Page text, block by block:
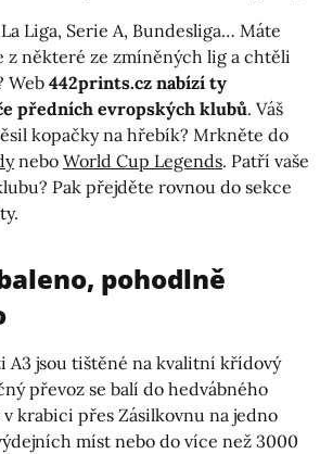
Liga, Serie A, Bundesliga… Máte
z některé ze zmíněných lig a chtěli
Web 442prints.cz nabízí ty
předních evropských klubů. Váš
kopačky na hřebík? Mrkněte do
nebo World Cup Legends. Patří vaše
Pak přejděte rovnou do sekce
pohodlně
A3 jsou tištěné na kvalitní křídový
převoz se balí do hedvábného
krabici přes Zásilkovnu na jedno
míst nebo do více než 3000